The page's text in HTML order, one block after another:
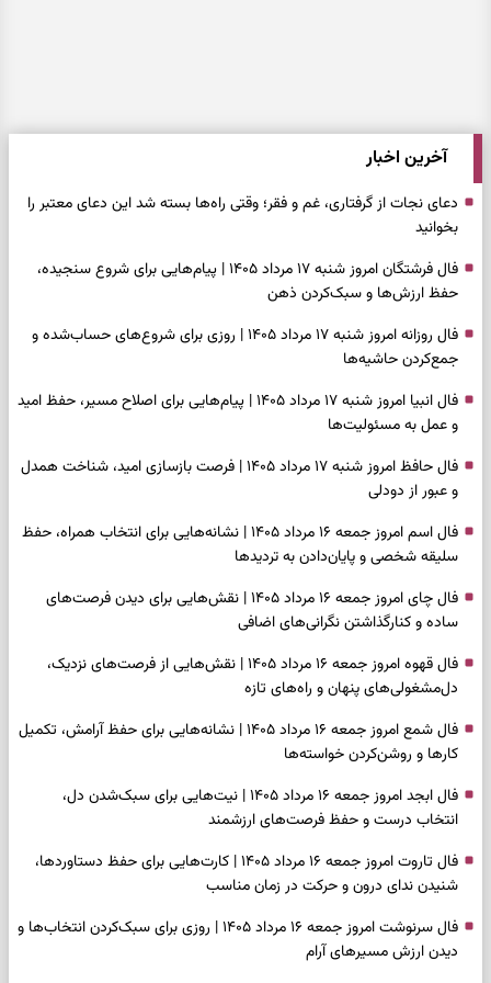
آخرین اخبار
دعای نجات از گرفتاری، غم و فقر؛ وقتی راه‌ها بسته شد این دعای معتبر را
بخوانید
فال فرشتگان امروز شنبه ۱۷ مرداد ۱۴۰۵ | پیام‌هایی برای شروع سنجیده،
حفظ ارزش‌ها و سبک‌کردن ذهن
فال روزانه امروز شنبه ۱۷ مرداد ۱۴۰۵ | روزی برای شروع‌های حساب‌شده و
جمع‌کردن حاشیه‌ها
فال انبیا امروز شنبه ۱۷ مرداد ۱۴۰۵ | پیام‌هایی برای اصلاح مسیر، حفظ امید
و عمل به مسئولیت‌ها
فال حافظ امروز شنبه ۱۷ مرداد ۱۴۰۵ | فرصت بازسازی امید، شناخت همدل
و عبور از دودلی
فال اسم امروز جمعه ۱۶ مرداد ۱۴۰۵ | نشانه‌هایی برای انتخاب همراه، حفظ
سلیقه شخصی و پایان‌دادن به تردیدها
فال چای امروز جمعه ۱۶ مرداد ۱۴۰۵ | نقش‌هایی برای دیدن فرصت‌های
ساده و کنارگذاشتن نگرانی‌های اضافی
فال قهوه امروز جمعه ۱۶ مرداد ۱۴۰۵ | نقش‌هایی از فرصت‌های نزدیک،
دل‌مشغولی‌های پنهان و راه‌های تازه
فال شمع امروز جمعه ۱۶ مرداد ۱۴۰۵ | نشانه‌هایی برای حفظ آرامش، تکمیل
کارها و روشن‌کردن خواسته‌ها
فال ابجد امروز جمعه ۱۶ مرداد ۱۴۰۵ | نیت‌هایی برای سبک‌شدن دل،
انتخاب درست و حفظ فرصت‌های ارزشمند
فال تاروت امروز جمعه ۱۶ مرداد ۱۴۰۵ | کارت‌هایی برای حفظ دستاوردها،
شنیدن ندای درون و حرکت در زمان مناسب
فال سرنوشت امروز جمعه ۱۶ مرداد ۱۴۰۵ | روزی برای سبک‌کردن انتخاب‌ها و
دیدن ارزش مسیرهای آرام